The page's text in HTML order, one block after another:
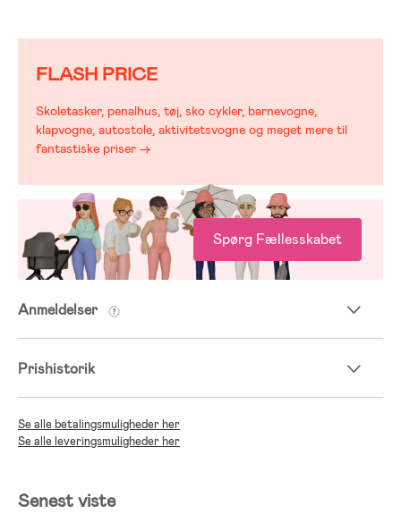
FLASH PRICE
Skoletasker, penalhus, tøj, sko cykler, barnevogne,
klapvogne, autostole, aktivitetsvogne og meget mere til
fantastiske priser →
Spørg Fællesskabet
Anmeldelser
Prishistorik
Se alle betalingsmuligheder her
Se alle leveringsmuligheder her
Senest viste